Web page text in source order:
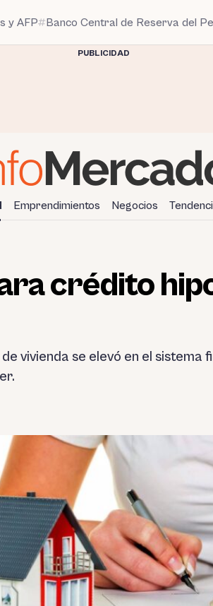
y AFP Banco Central de Reserva del
PUBLICIDAD
Emprendimientos Negocios
crédito
vivienda se elevó en el sistema